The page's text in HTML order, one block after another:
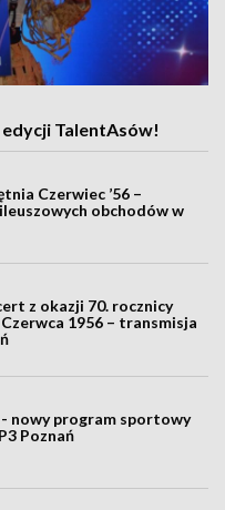
TalentAsów!
Czerwiec ’56 –
obchodów w
z okazji 70. rocznicy
1956 – transmisja
- nowy program sportowy
Poznań